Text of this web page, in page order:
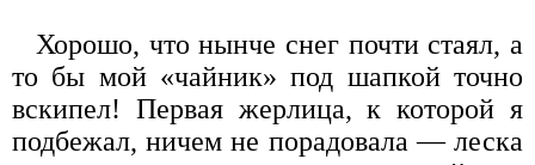
Хорошо, что нынче снег почти стаял, а
то бы мой «чайник» под шапкой точно
вскипел! Первая жерлица, к которой я
подбежал, ничем не порадовала — леска